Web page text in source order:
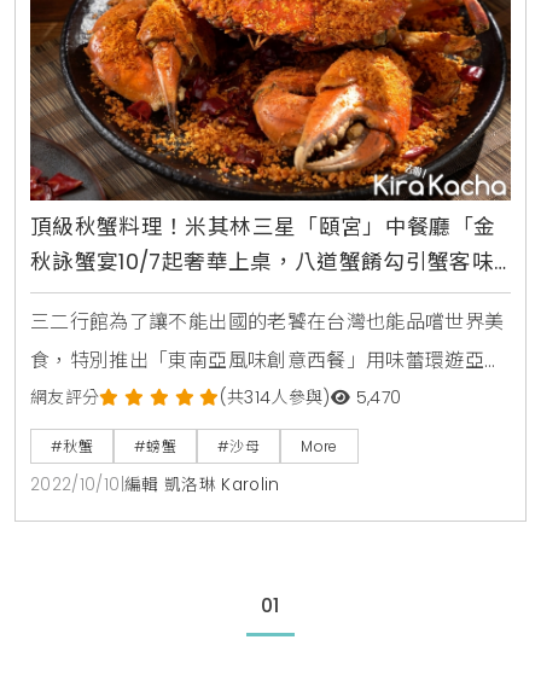
頂級秋蟹料理！米其林三星「頤宮」中餐廳「金
秋詠蟹宴10/7起奢華上桌，八道蟹餚勾引蟹客味
蕾、需3天前預訂
三二行館為了讓不能出國的老饕在台灣也能品嚐世界美
食，特別推出「東南亞風味創意西餐」用味蕾環遊亞
洲，即使沒有出國，也可以在一餐中，匯集星、馬、
泰、越、韓、台等亞洲風味料理，等於暢遊亞洲各國的
經典美味，體驗多元的城市風情。
網友評分 (共314人參與) 5,470
#秋蟹 #螃蟹 #沙母 More
2022/10/10 編輯 凱洛琳 Karolin
01